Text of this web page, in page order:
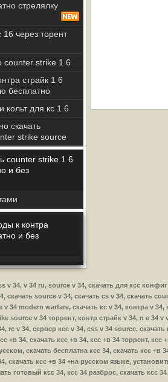
стрелялку
16 через торент
counter strike 1 6
страйк 1 6
бесплатно
кольт для кс 1 6
скачать
strike source
counter strike 1 6
и без
к контра
и без
v 34, v 34 ru, source v 34, скачать для ксс
скачать source v 34, скачать cs v 34, скачать
34 modern warfare, скачать кс v 34, контра v
source v 34 торрент, контр страйк v 34, n e 34 v
rc v 34, сервер ксс v 34, css v 34 source,
+в 34, скачать ксс +в 34, ксс +в 34 торрент,
скачать бесплатна ксс 34, скачать ксс
скачать ксс +в 34 +на русском языке,
готовый ксс 34, ксс 34 разброс, скачать ксс